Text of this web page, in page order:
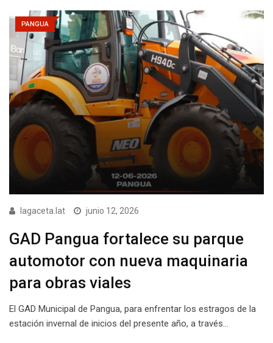
PANGUA
lagaceta.lat junio 12, 2026
GAD Pangua fortalece su parque
automotor con nueva maquinaria
para obras viales
El GAD Municipal de Pangua, para enfrentar los estragos de la
estación invernal de inicios del presente año, a través…